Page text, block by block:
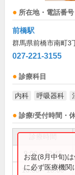
所在地・電話番号
前橋駅
群馬県前橋市南町3
027-221-3155
診療科目
内科 呼吸器科
診療/受付時間・
9:00～12:45
16:00～18:00
お盆(8月中旬)
に必ず医療機関